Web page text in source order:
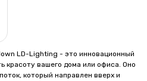
LD-Lighting - это инновационный
красоту вашего дома или офиса. Оно
который направлен вверх и